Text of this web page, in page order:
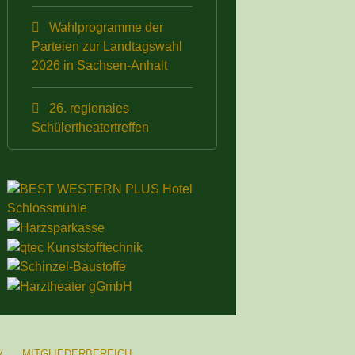
Wahlprogramme der
Parteien zur Landtagswahl
2026 in Sachsen-Anhalt
26. regionales
Schülertheatertreffen